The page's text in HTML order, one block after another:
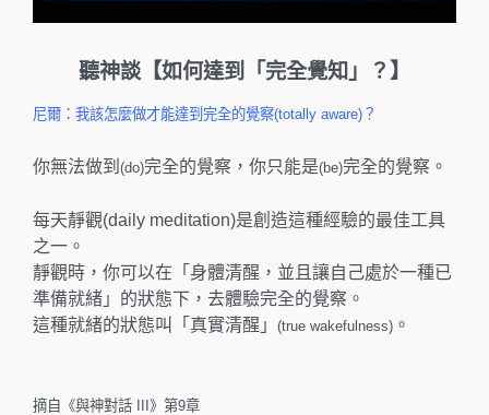
聽神談【如何達到「完全覺知」？】
尼爾：我該怎麼做才能達到完全的覺察(totally aware)？
你無法做到 (do)完全的覺察，你只能是(be)完全的覺察。
每天靜觀(daily meditation)是創造這種經驗的最佳工具
之一。
靜觀時，你可以在「身體清醒，並且讓自己處於一種已
準備就緒」的狀態下，去體驗完全的覺察。
這種就緒的狀態叫「真實清醒」 (true wakefulness) 。
摘自《與神對話 III》第9章